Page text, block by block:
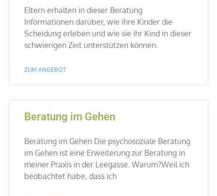
Eltern erhalten in dieser Beratung
Informationen darüber, wie ihre Kinder die
Scheidung erleben und wie sie ihr Kind in dieser
schwierigen Zeit unterstützen können.
ZUM ANGEBOT
Beratung im Gehen
Beratung im Gehen Die psychosoziale Beratung
im Gehen ist eine Erweiterung zur Beratung in
meiner Praxis in der Leegasse. Warum?Weil ich
beobachtet habe, dass ich